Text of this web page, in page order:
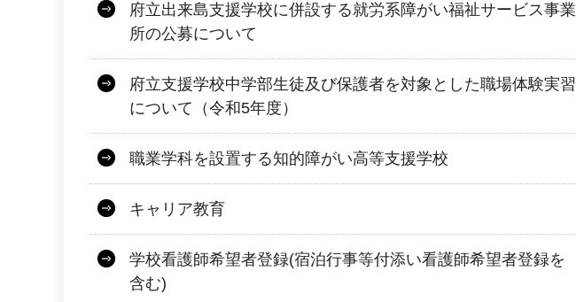
府立出来島支援学校に併設する就労系障がい福祉サービス事業
所の公募について
府立支援学校中学部生徒及び保護者を対象とした職場体験実習
について（令和5年度）
職業学科を設置する知的障がい高等支援学校
キャリア教育
学校看護師希望者登録(宿泊行事等付添い看護師希望者登録を
含む)